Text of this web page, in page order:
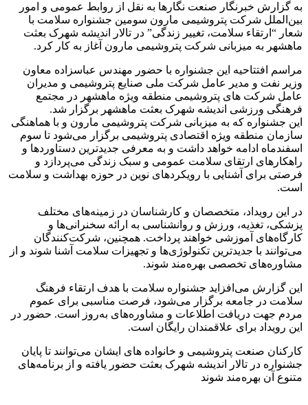
به گزارش خبرنگار صنعت نگارها به نقل از روابط عمومی و امور
بین‌الملل شرکت پتروشیمی مارون سومین جشنواره سلامت با
شعار “ارتقاء سلامت، تغییر زندگی” در تالار اندیشه شهرک بعثت
ماهشهر به میزبانی شرکت پتروشیمی مارون آغاز به کار کرد.
مراسم افتتاحیه این جشنواره با حضور مهندس عباسزاده معاون
وزیر نفت و مدیر عامل شرکت ملی صنایع پتروشیمی و مدیران
عامل شرکت های پتروشیمی منطقه ویژه ماهشهر در مجتمع
فرهنگی ورزشی اندیشه شهرک بعثت ماهشهر برگزار شد.
این جشنواره که به میزبانی شرکت پتروشیمی مارون و با هماهنگی
سازمان منطقه ویژه اقتصادی پتروشیمی برگزار می‌شود تا سوم
اسفندماه ادامه خواهد داشت و به معرفی جدیدترین دستاوردها و
راهکارهای ارتقای سلامت عمومی و سبک زندگی می‌پردازد و
فرصتی برای آشنایی با رویکردهای نوین در حوزه بهداشت و سلامت
است.
در این رویداد، متخصصان و کارشناسان در زمینه‌های مختلف
پزشکی، تغذیه، ورزش و روانشناسی به ارائه سخنرانی‌ها و
کارگاه‌های آموزشی خواهند پرداخت. همچنین، شرکت‌کنندگان
می‌توانند با جدیدترین تکنولوژی‌ها و تجهیزات سلامت آشنا شوند و از
مشاوره‌های تخصصی بهره‌مند شوند.
این گزارش می‌افزاید جشنواره سلامت با هدف ارتقاء فرهنگ
سلامت در جامعه برگزار می‌شود، فرصت مناسبی برای عموم
مردم جهت دریافت اطلاعات و مشاوره‌های به‌روز است. حضور در
این رویداد برای علاقمندان رایگان است.
کارکنان صنعت پتروشیمی و خانواده های ایشان می‌توانند تا پایان
جشنواره در تالار اندیشه شهرک بعثت حضور یافته و از برنامه‌های
متنوع آن بهره‌مند‌ شوند